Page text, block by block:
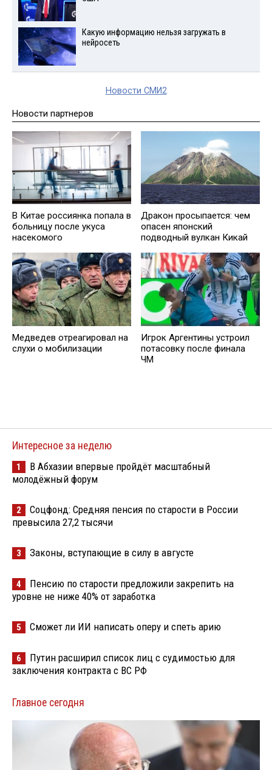
Какую информацию нельзя загружать в
нейросеть
Новости СМИ2
Новости партнеров
В Китае россиянка попала в
больницу после укуса
насекомого
Дракон просыпается: чем
опасен японский
подводный вулкан Кикай
Медведев отреагировал на
слухи о мобилизации
Игрок Аргентины устроил
потасовку после финала
ЧМ
Интересное за неделю
1
В Абхазии впервые пройдёт масштабный
молодёжный форум
2
Соцфонд: Средняя пенсия по старости в России
превысила 27,2 тысячи
3 Законы, вступающие в силу в августе
4
Пенсию по старости предложили закрепить на
уровне не ниже 40% от заработка
5 Сможет ли ИИ написать оперу и спеть арию
6
Путин расширил список лиц с судимостью для
заключения контракта с ВС РФ
Главное сегодня